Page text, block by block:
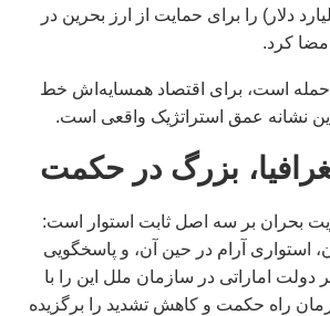
(معادل ۵.۴ میلیارد دلار) را برای حمایت از ارز بحرین در
کرد.
است، برای اقتصاد همسایه‌اش خط
این نشانه عمق استراتژیک واقعی است.
بزرگ در حکمت
بحران بر سه اصل ثابت استوار است:
استواری آرام در حین آن، و پاسخگویی
اماراتی در سازمان ملل این را با
راه حکمت و کاهش تشدید را برگزیده